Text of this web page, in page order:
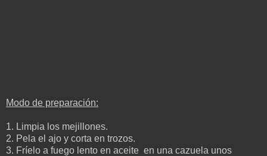
Modo de preparación:
1. Limpia los mejillones.
2. Pela el ajo y corta en trozos.
3. Fríelo a fuego lento en aceite en una cazuela unos